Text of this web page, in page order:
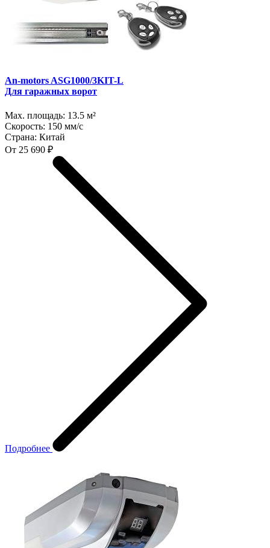
An-motors ASG1000/3KIT-L
Для гаражных ворот
Max. площадь: 13.5 м²
Скорость: 150 мм/с
Страна: Китай
От 25 690 ₽
Подробнее